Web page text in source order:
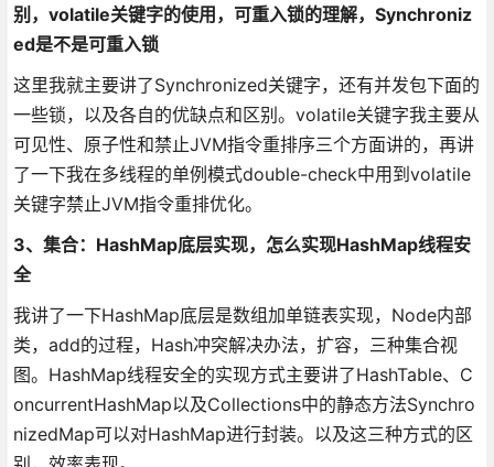
别，volatile关键字的使用，可重入锁的理解，Synchroniz
ed是不是可重入锁
这里我就主要讲了Synchronized关键字，还有并发包下面的
一些锁，以及各自的优缺点和区别。volatile关键字我主要从
可见性、原子性和禁止JVM指令重排序三个方面讲的，再讲
了一下我在多线程的单例模式double-check中用到volatile
关键字禁止JVM指令重排优化。
3、集合：HashMap底层实现，怎么实现HashMap线程安
全
我讲了一下HashMap底层是数组加单链表实现，Node内部
类，add的过程，Hash冲突解决办法，扩容，三种集合视
图。HashMap线程安全的实现方式主要讲了HashTable、C
oncurrentHashMap以及Collections中的静态方法Synchro
nizedMap可以对HashMap进行封装。以及这三种方式的区